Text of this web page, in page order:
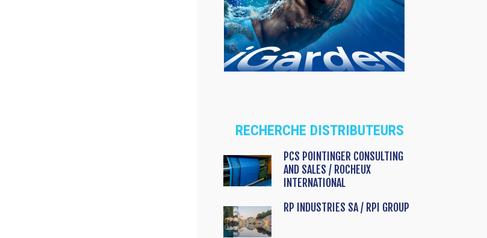
RECHERCHE DISTRIBUTEURS
PCS POINTINGER CONSULTING
AND SALES / ROCHEUX
INTERNATIONAL
RP INDUSTRIES SA / RPI GROUP